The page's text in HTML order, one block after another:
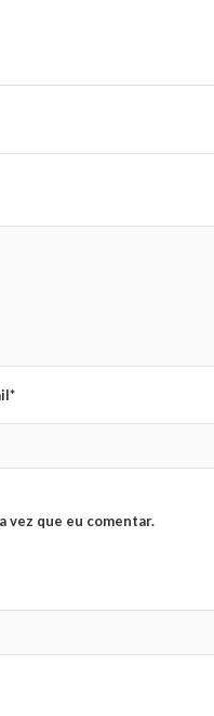
vez que eu comentar.